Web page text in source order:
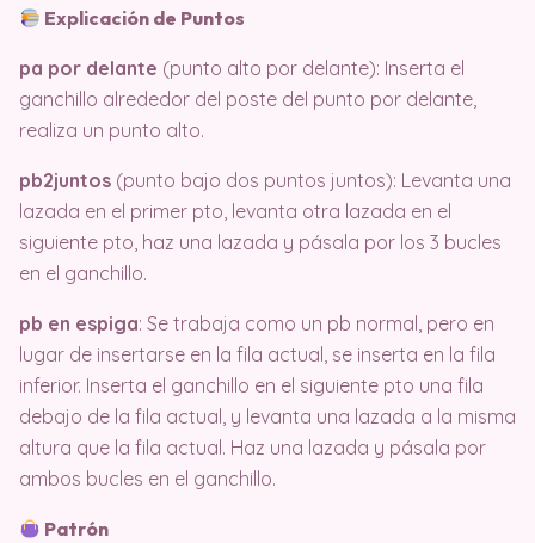
Explicación de Puntos
pa por delante (punto alto por delante): Inserta el
ganchillo alrededor del poste del punto por delante,
realiza un punto alto.
pb2juntos (punto bajo dos puntos juntos): Levanta una
lazada en el primer pto, levanta otra lazada en el
siguiente pto, haz una lazada y pásala por los 3 bucles
en el ganchillo.
pb en espiga: Se trabaja como un pb normal, pero en
lugar de insertarse en la fila actual, se inserta en la fila
inferior. Inserta el ganchillo en el siguiente pto una fila
debajo de la fila actual, y levanta una lazada a la misma
altura que la fila actual. Haz una lazada y pásala por
ambos bucles en el ganchillo.
Patrón